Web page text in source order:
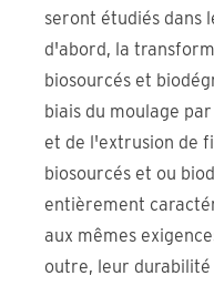
seront étudiés dans
d'abord, la
biosourcés et
biais du moulage
et de l'extrusion de
biosourcés et ou
entièrement
aux mêmes
outre, leur